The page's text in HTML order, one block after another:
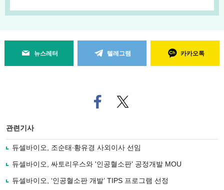
뉴스레터 텔레그램 카카오톡
페
이
로
사
유
트위
터로
관련기사
듀셀바이오, 조순태∙황유경 사외이사 선임
듀셀바이오, 싸토리우스와 '인공혈소판' 공정개발 MOU
듀셀바이오, ‘인공혈소판 개발’ TIPS 프로그램 선정